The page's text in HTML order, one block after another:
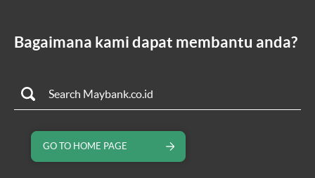
Bagaimana kami dapat membantu anda?
GO TO HOME PAGE